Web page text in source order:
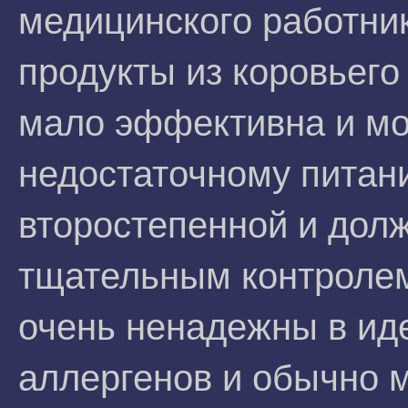
медицинского
продукты из
мало эффективна и
недостаточному
второстепенной и
тщательным
очень ненадежны в
аллергенов и обычно